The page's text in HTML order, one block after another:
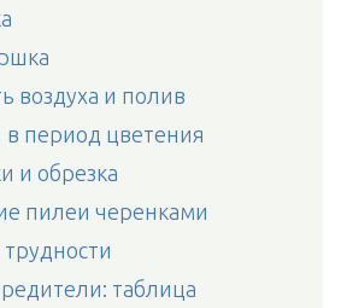
воздуха и полив
в период цветения
и обрезка
пилеи черенками
таблица